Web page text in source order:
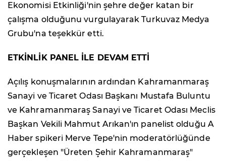
Ekonomisi Etkinliği'nin şehre değer katan bir
çalışma olduğunu vurgulayarak Turkuvaz Medya
Grubu'na teşekkür etti.
ETKİNLİK PANEL İLE DEVAM ETTİ
Açılış konuşmalarının ardından Kahramanmaraş
Sanayi ve Ticaret Odası Başkanı Mustafa Buluntu
ve Kahramanmaraş Sanayi ve Ticaret Odası Meclis
Başkan Vekili Mahmut Arıkan'ın panelist olduğu A
Haber spikeri Merve Tepe'nin moderatörlüğünde
gerçekleşen "Üreten Şehir Kahramanmaraş"